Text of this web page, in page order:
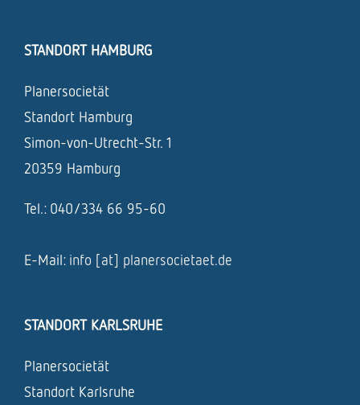
STANDORT HAMBURG
Planersocietät
Standort Hamburg
Simon-von-Utrecht-Str. 1
20359 Hamburg
Tel.: 040/334 66 95-60
E-Mail: info [at] planersocietaet.de
STANDORT KARLSRUHE
Planersocietät
Standort Karlsruhe